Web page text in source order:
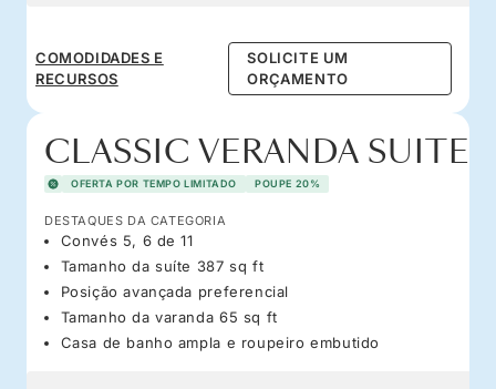
COMODIDADES E
RECURSOS
SOLICITE UM
ORÇAMENTO
CLASSIC VERANDA SUITE
OFERTA POR TEMPO LIMITADO POUPE 20%
DESTAQUES DA CATEGORIA
Convés 5, 6 de 11
Tamanho da suíte 387 sq ft
Posição avançada preferencial
Tamanho da varanda 65 sq ft
Casa de banho ampla e roupeiro embutido